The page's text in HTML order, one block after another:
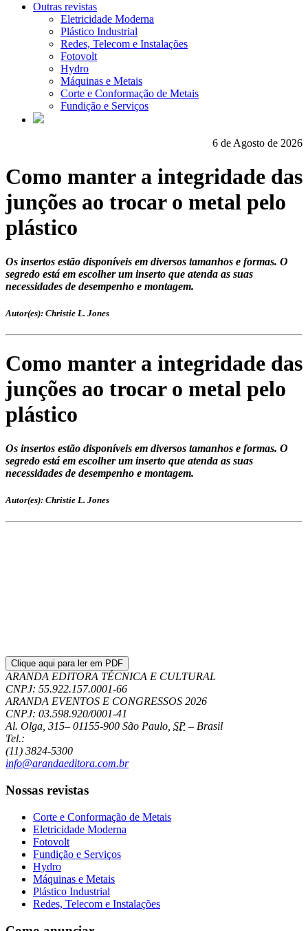
Outras revistas
Eletricidade Moderna
Plástico Industrial
Redes, Telecom e Instalações
Fotovolt
Hydro
Máquinas e Metais
Corte e Conformação de Metais
Fundição e Serviços
6 de Agosto de 2026
Como manter a integridade das
junções ao trocar o metal pelo
plástico
Os insertos estão disponíveis em diversos tamanhos e formas. O
segredo está em escolher um inserto que atenda as suas
necessidades de desempenho e montagem.
Autor(es): Christie L. Jones
Como manter a integridade das
junções ao trocar o metal pelo
plástico
Os insertos estão disponíveis em diversos tamanhos e formas. O
segredo está em escolher um inserto que atenda as suas
necessidades de desempenho e montagem.
Autor(es): Christie L. Jones
Clique aqui para ler em PDF
ARANDA EDITORA TÉCNICA E CULTURAL
CNPJ: 55.922.157.0001-66
ARANDA EVENTOS E CONGRESSOS 2026
CNPJ: 03.598.920/0001-41
Al. Olga, 315– 01155-900 São Paulo SP – Brasil
Tel.:
(11) 3824-5300
info@arandaeditora.com.br
Nossas revistas
Corte e Conformação de Metais
Eletricidade Moderna
Fotovolt
Fundição e Serviços
Hydro
Máquinas e Metais
Plástico Industrial
Redes, Telecom e Instalações